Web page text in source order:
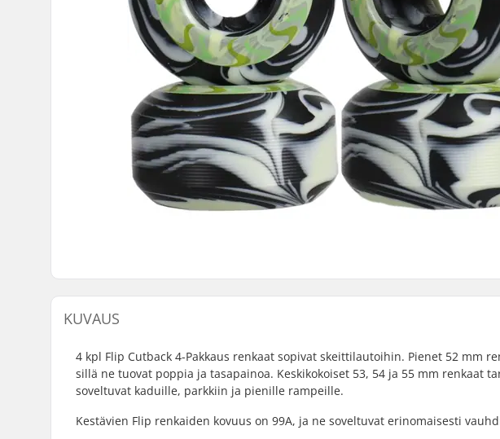
KUVAUS
4 kpl Flip Cutback 4-Pakkaus renkaat sopivat skeittilautoihin. Pienet 52 mm
sillä ne tuovat poppia ja tasapainoa. Keskikokoiset 53, 54 ja 55 mm renkaat
soveltuvat kaduille, parkkiin ja pienille rampeille.
Kestävien Flip renkaiden kovuus on 99A, ja ne soveltuvat erinomaisesti